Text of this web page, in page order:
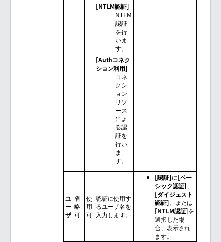
[NTLM認証]
NTLM
認証
を行
いま
す。
[Authコネク
ション利用]
コネ
クシ
ョン
リソ
ース
によ
る認
証を
行い
ま
す。
ユ
ー
ザ
省
略
可
使
用
可
認証に使用す
るユーザ名を
入力します。
[認証]に[ベー
シック認証]
[ダイジェスト
認証] 、または
[NTLM認証]を
選択した場
合、表示され
ます。